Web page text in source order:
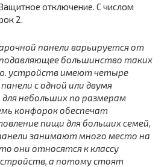
отключение. С числом
2.
панели варьируется от
большинство таких
устройств имеют четыре
с одной или двумя
небольших по размерам
конфорок обеспечат
пищи для больших семей,
занимают много место на
они относятся к классу
а потому стоят